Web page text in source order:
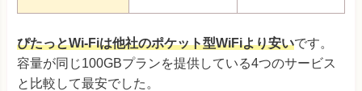
ぴたっとWi-Fiは他社のポケット型WiFiより安いです。
容量が同じ100GBプランを提供している4つのサービス
と比較して最安でした。